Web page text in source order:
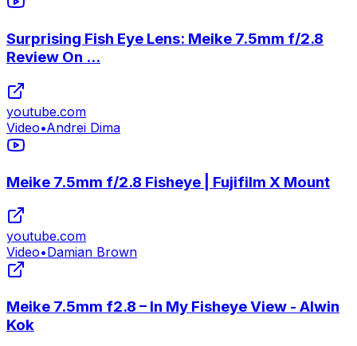
Surprising Fish Eye Lens: Meike 7.5mm f/2.8
Review On ...
youtube.com
Video•Andrei Dima
Meike 7.5mm f/2.8 Fisheye | Fujifilm X Mount
youtube.com
Video•Damian Brown
Meike 7.5mm f2.8 – In My Fisheye View - Alwin
Kok